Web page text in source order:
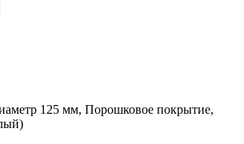
125 мм, Порошковое покрытие,